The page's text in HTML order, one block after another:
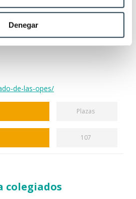
Denegar
ordinaria del 2019 de personal
Cantabria acumula en total 107
de-las-opes/
Plazas
107
colegiados